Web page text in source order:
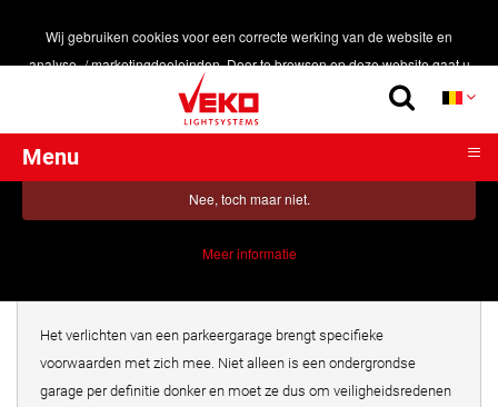
PRODUCTEN
SMART LIGHTING
Menu ≡
APCOA-parkeergarage in stijl verlicht
Voor Apcoa ontwierp en installeerde Veko een origineel
parkeerverlichtingssysteem, dat wettelijke voorschriften op
Het verlichten van een parkeergarage brengt specifieke
voorwaarden met zich mee. Niet alleen is een ondergrondse
garage per definitie donker en moet ze dus om veiligheidsredenen
Wij gebruiken cookies voor een correcte werking van de website en
analyse- / marketingdoeleinden. Door te browsen op deze website gaat u
akkoord met het gebruik van cookies.
Nee, toch maar niet.
Meer informatie